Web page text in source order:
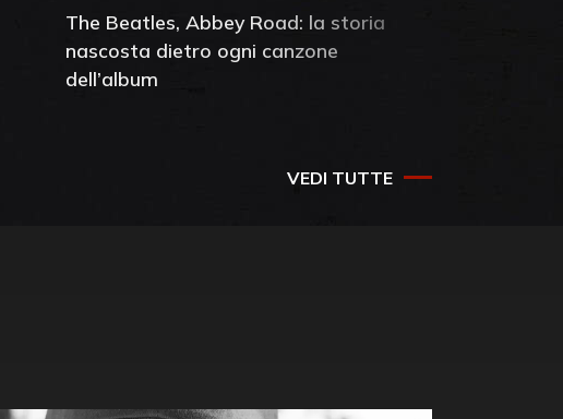
The Beatles, Abbey Road: la storia
nascosta dietro ogni canzone
dell’album
VEDI TUTTE